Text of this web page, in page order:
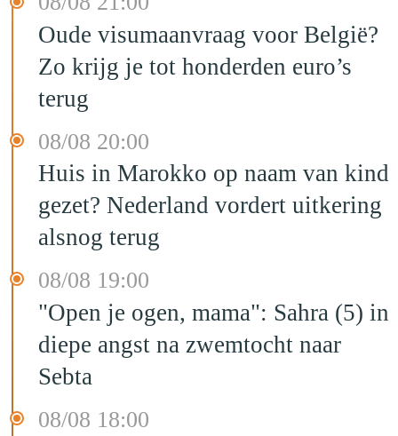
Oude visumaanvraag voor België?
Zo krijg je tot honderden euro’s
terug
08/08 20:00
Huis in Marokko op naam van kind
gezet? Nederland vordert uitkering
alsnog terug
08/08 19:00
"Open je ogen, mama": Sahra (5) in
diepe angst na zwemtocht naar
Sebta
08/08 18:00